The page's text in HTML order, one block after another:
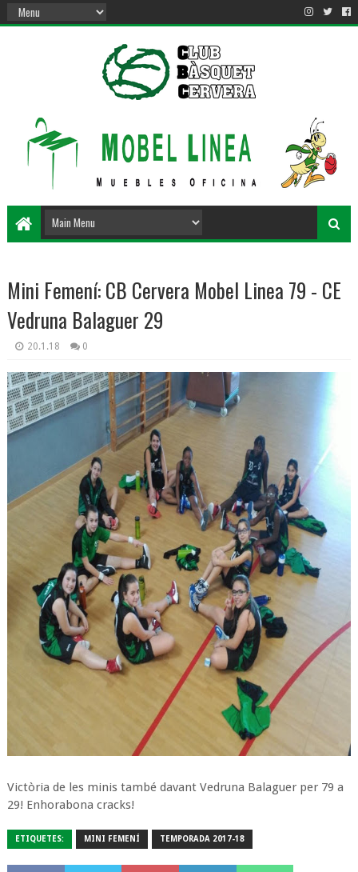
Mini Femení: CB Cervera Mobel Linea 79 - CE
Vedruna Balaguer 29
20.1.18 0
Victòria de les minis també davant Vedruna Balaguer per 79 a
29! Enhorabona cracks!
ETIQUETES: MINI FEMENÍ TEMPORADA 2017-18